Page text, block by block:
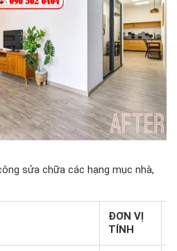
sửa chữa các hạng mục nhà,
ĐƠN VỊ
TÍNH